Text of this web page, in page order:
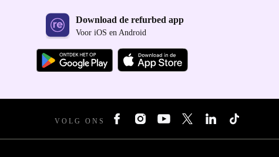
Download de refurbed app
Voor iOS en Android
VOLG ONS